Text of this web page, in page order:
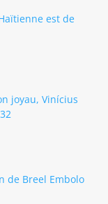
est de
joyau, Vinícius
de Breel Embolo